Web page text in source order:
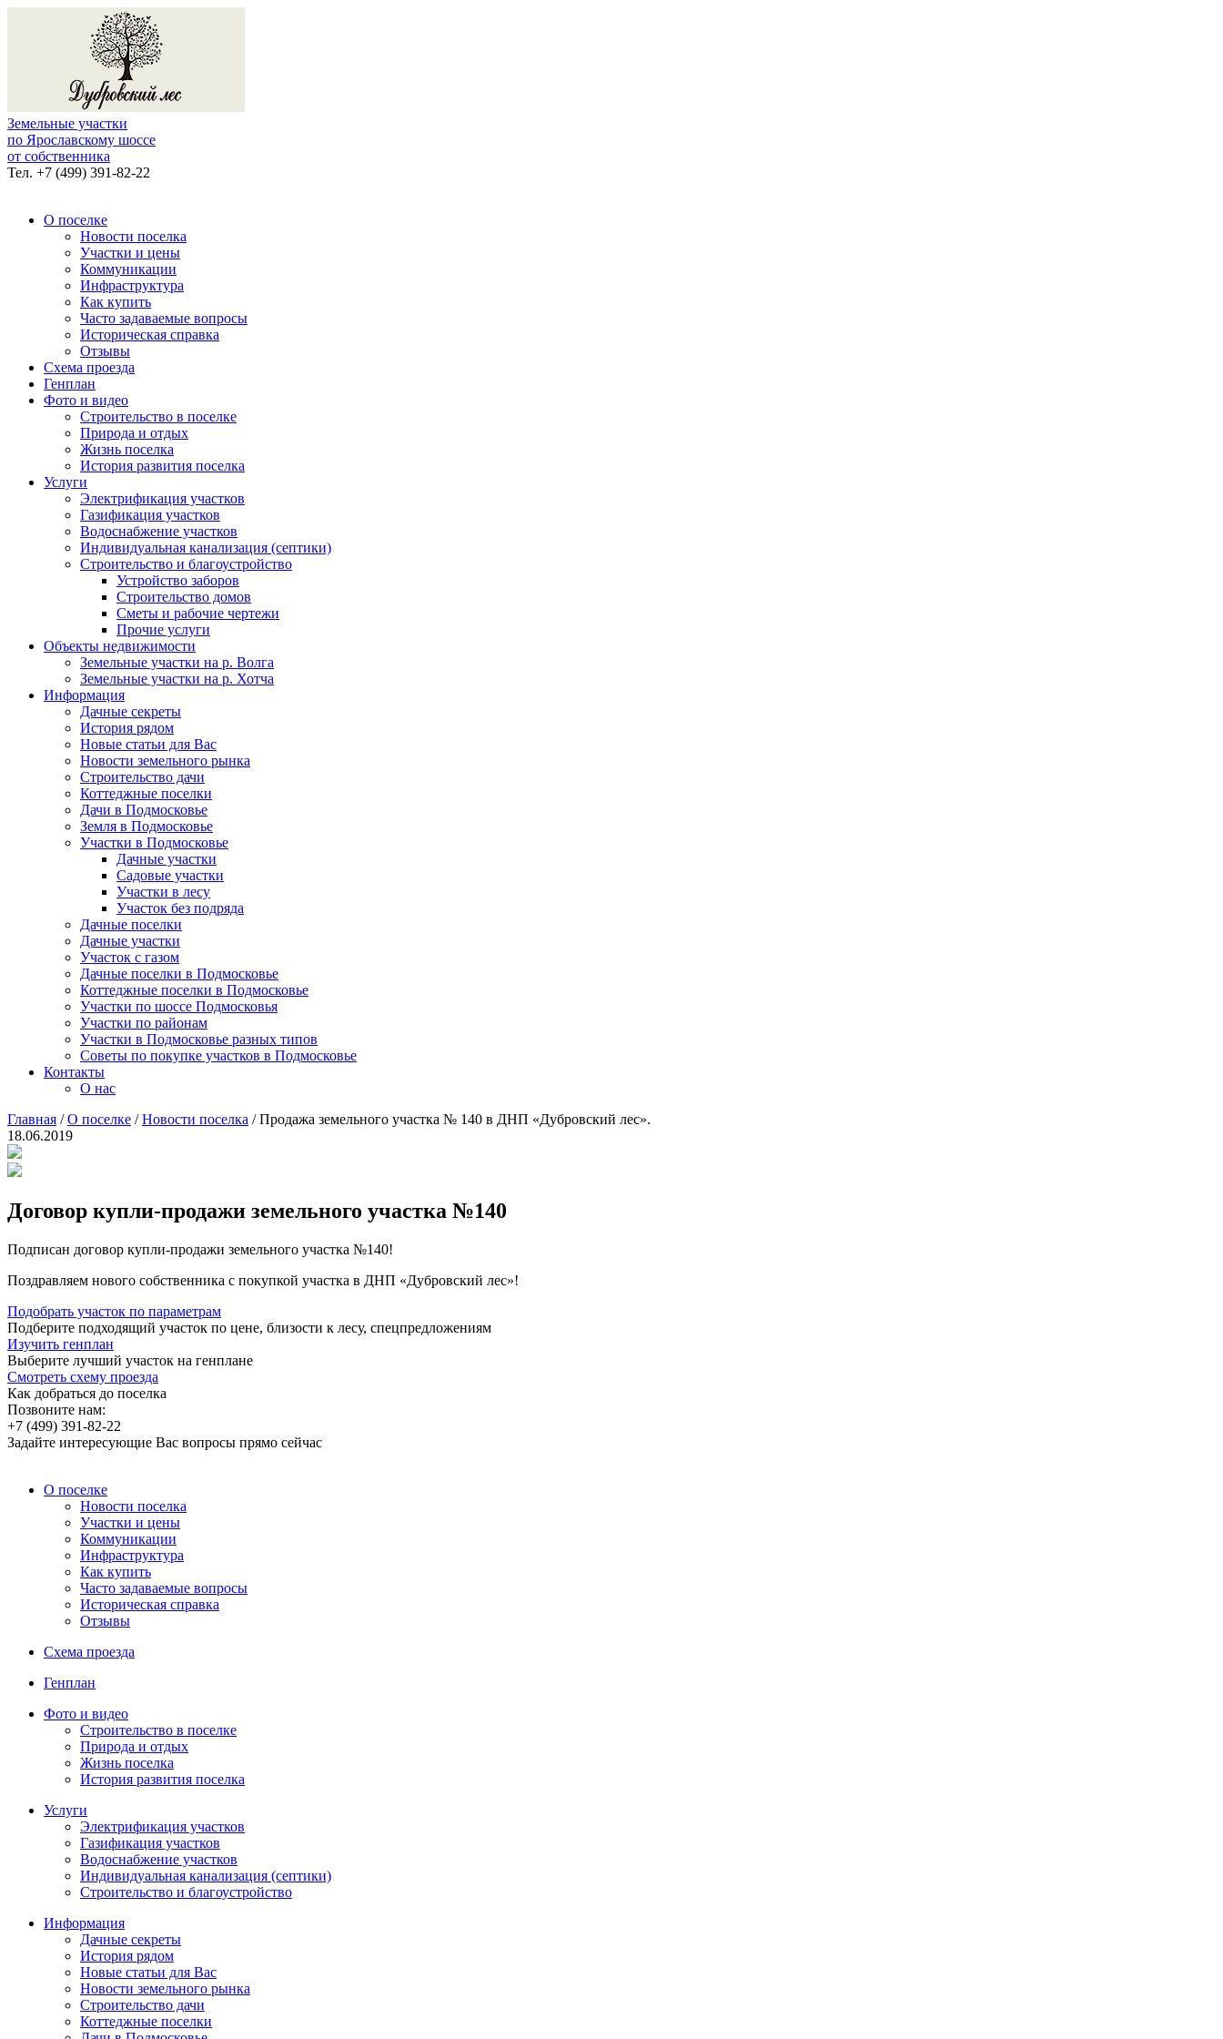
Земельные участки
по Ярославскому шоссе
от собственника
Тел. +7 (499) 391-82-22
О поселке
Новости поселка
Участки и цены
Коммуникации
Инфраструктура
Как купить
Часто задаваемые вопросы
Историческая справка
Отзывы
Схема проезда
Генплан
Фото и видео
Строительство в поселке
Природа и отдых
Жизнь поселка
История развития поселка
Услуги
Электрификация участков
Газификация участков
Водоснабжение участков
Индивидуальная канализация (септики)
Строительство и благоустройство
Устройство заборов
Строительство домов
Сметы и рабочие чертежи
Прочие услуги
Объекты недвижимости
Земельные участки на р. Волга
Земельные участки на р. Хотча
Информация
Дачные секреты
История рядом
Новые статьи для Вас
Новости земельного рынка
Строительство дачи
Коттеджные поселки
Дачи в Подмосковье
Земля в Подмосковье
Участки в Подмосковье
Дачные участки
Садовые участки
Участки в лесу
Участок без подряда
Дачные поселки
Дачные участки
Участок с газом
Дачные поселки в Подмосковье
Коттеджные поселки в Подмосковье
Участки по шоссе Подмосковья
Участки по районам
Участки в Подмосковье разных типов
Советы по покупке участков в Подмосковье
Контакты
О нас
Главная /О поселке /Новости поселка /Продажа земельного участка № 140 в ДНП «Дубровский лес».
18.06.2019
Договор купли-продажи земельного участка №140
Подписан договор купли-продажи земельного участка №140!
Поздравляем нового собственника с покупкой участка в ДНП «Дубровский лес»!
Подобрать участок по параметрам
Подберите подходящий участок по цене, близости к лесу, спецпредложениям
Изучить генплан
Выберите лучший участок на генплане
Смотреть схему проезда
Как добраться до поселка
Позвоните нам:
+7 (499) 391-82-22
Задайте интересующие Вас вопросы прямо сейчас
О поселке
Новости поселка
Участки и цены
Коммуникации
Инфраструктура
Как купить
Часто задаваемые вопросы
Историческая справка
Отзывы
Схема проезда
Генплан
Фото и видео
Строительство в поселке
Природа и отдых
Жизнь поселка
История развития поселка
Услуги
Электрификация участков
Газификация участков
Водоснабжение участков
Индивидуальная канализация (септики)
Строительство и благоустройство
Информация
Дачные секреты
История рядом
Новые статьи для Вас
Новости земельного рынка
Строительство дачи
Коттеджные поселки